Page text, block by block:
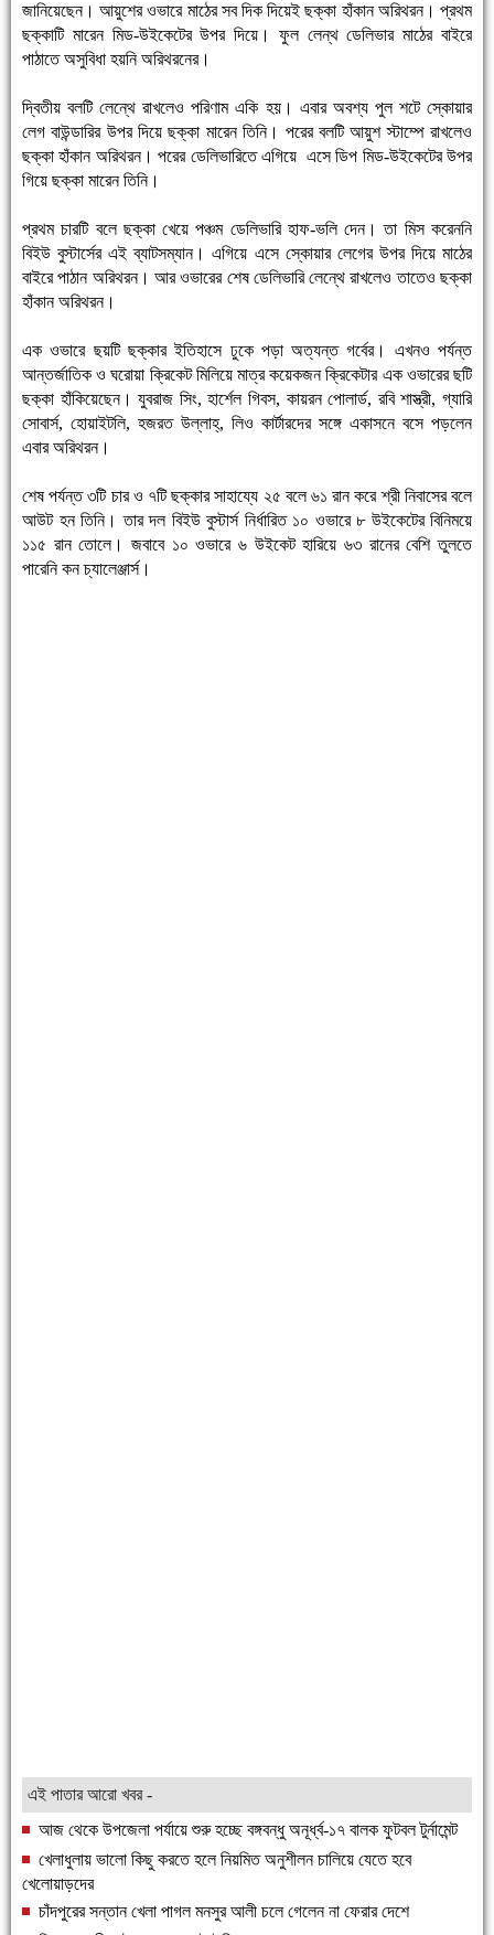
জানিয়েছেন। আয়ুশের ওভারে মাঠের সব দিক দিয়েই ছক্কা হাঁকান অরিথরন। প্রথম
ছক্কাটি মারেন মিড-উইকেটের উপর দিয়ে। ফুল লেন্থ ডেলিভার মাঠের বাইরে
পাঠাতে অসুবিধা হয়নি অরিথরনের।
দ্বিতীয় বলটি লেন্থে রাখলেও পরিণাম একি হয়। এবার অবশ্য পুল শটে স্কোয়ার
লেগ বাউন্ডারির উপর দিয়ে ছক্কা মারেন তিনি। পরের বলটি আয়ুশ স্টাম্পে রাখলেও
ছক্কা হাঁকান অরিথরন। পরের ডেলিভারিতে এগিয়ে এসে ডিপ মিড-উইকেটের উপর
গিয়ে ছক্কা মারেন তিনি।
প্রথম চারটি বলে ছক্কা খেয়ে পঞ্চম ডেলিভারি হাফ-ভলি দেন। তা মিস করেননি
বিইউ বুস্টার্সের এই ব্যাটসম্যান। এগিয়ে এসে স্কোয়ার লেগের উপর দিয়ে মাঠের
বাইরে পাঠান অরিথরন। আর ওভারের শেষ ডেলিভারি লেন্থে রাখলেও তাতেও ছক্কা
হাঁকান অরিথরন।
এক ওভারে ছয়টি ছক্কার ইতিহাসে ঢুকে পড়া অত্যন্ত গর্বের। এখনও পর্যন্ত
আন্তর্জাতিক ও ঘরোয়া ক্রিকেট মিলিয়ে মাত্র কয়েকজন ক্রিকেটার এক ওভারের ছটি
ছক্কা হাঁকিয়েছেন। যুবরাজ সিং, হার্শেল গিবস, কায়রন পোলার্ড, রবি শাস্ত্রী, গ্যারি
সোবার্স, হোয়াইটলি, হজরত উল্লাহ্, লিও কার্টারদের সঙ্গে একাসনে বসে পড়লেন
এবার অরিথরন।
শেষ পর্যন্ত ৩টি চার ও ৭টি ছক্কার সাহায্যে ২৫ বলে ৬১ রান করে শ্রী নিবাসের বলে
আউট হন তিনি। তার দল বিইউ বুস্টার্স নির্ধারিত ১০ ওভারে ৮ উইকেটের বিনিময়ে
১১৫ রান তোলে। জবাবে ১০ ওভারে ৬ উইকেট হারিয়ে ৬৩ রানের বেশি তুলতে
পারেনি কন চ্যালেঞ্জার্স।
এই পাতার আরো খবর -
আজ থেকে উপজেলা পর্যায়ে শুরু হচ্ছে বঙ্গবন্ধু অনূর্ধ্ব-১৭ বালক ফুটবল টুর্নামেন্ট
খেলাধুলায় ভালো কিছু করতে হলে নিয়মিত অনুশীলন চালিয়ে যেতে হবে
খেলোয়াড়দের
চাঁদপুরের সন্তান খেলা পাগল মনসুর আলী চলে গেলেন না ফেরার দেশে